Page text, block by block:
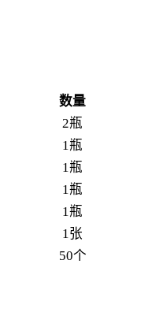
数量
2瓶
1瓶
1瓶
1瓶
1瓶
1张
50个